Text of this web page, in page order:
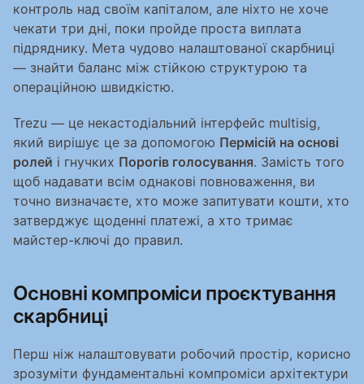
контроль над своїм капіталом, але ніхто не хоче
чекати три дні, поки пройде проста виплата
підряднику. Мета чудово налаштованої скарбниці
— знайти баланс між стійкою структурою та
операційною швидкістю.
Trezu — це некастодіальний інтерфейс multisig,
який вирішує це за допомогою Пермісій на основі
ролей і гнучких Порогів голосування. Замість того
щоб надавати всім однакові повноваження, ви
точно визначаєте, хто може запитувати кошти, хто
затверджує щоденні платежі, а хто тримає
майстер-ключі до правил.
Основні компроміси проєктування
скарбниці
Перш ніж налаштовувати робочий простір, корисно
зрозуміти фундаментальні компроміси архітектури